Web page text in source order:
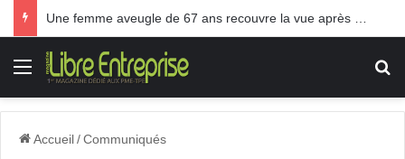
Menu
Accueil/Communiqués